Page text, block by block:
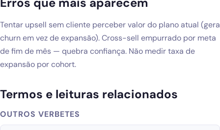
Tentar upsell sem cliente perceber valor do plano atual (gera
churn em vez de expansão). Cross-sell empurrado por meta
de fim de mês — quebra confiança. Não medir taxa de
expansão por cohort.
Termos e leituras relacionados
OUTROS VERBETES